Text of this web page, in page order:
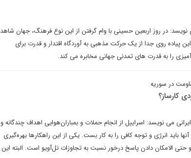
در روز اربعین حسینی با وام گرفتن از این نوع فرهنگ، جهان شاهد
پیاده روی جدا از یک حرکت مذهبی به آوردگاه اقتدار و قدرت برای
را به قدرت های تمدنی جهانی مخابره می کند.
در سوریه
کارساز؟
می نویسد: اسراییل از انجام حملات و بمباران‌هوایی اهداف چندگانه و
باید انرژی و توجه کافی را به کار بست. یکی از این راهکارها بهره‌گیری
حتی الامکان دادن پاسخ درخور نسبت به تجاوزات تل‌آویو است. البته این